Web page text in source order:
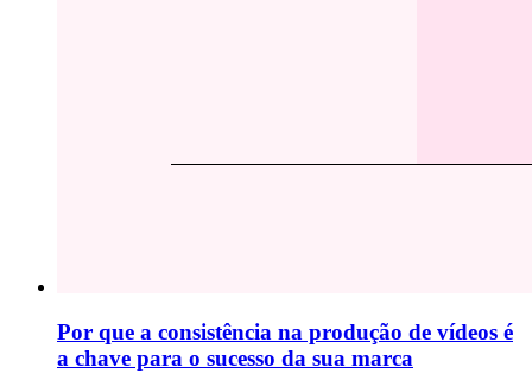
Por que a consistência na produção de vídeos é
a chave para o sucesso da sua marca